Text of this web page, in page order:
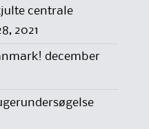
centrale
2021
december